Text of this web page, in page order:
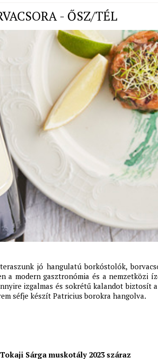
- ŐSZ/TÉL
jó hangulatú borkóstolók,
a modern gasztronómia és a
izgalmas és sokrétű kalandot biztosít
séfje készít Patricius borokra hangolva.
Sárga muskotály 2023 száraz